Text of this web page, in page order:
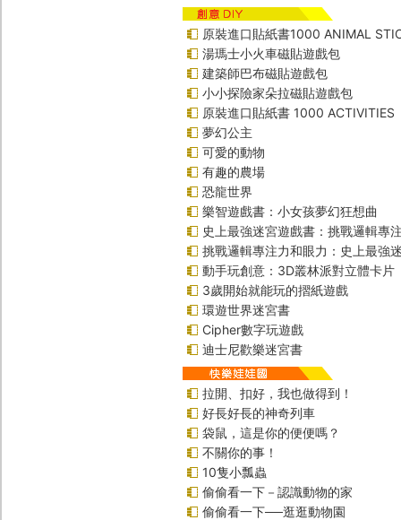
原裝進口貼紙書1000 ANIMAL
湯瑪士小火車磁貼遊戲包
建築師巴布磁貼遊戲包
小小探險家朵拉磁貼遊戲包
原裝進口貼紙書 1000 ACTIVITIES
夢幻公主
可愛的動物
有趣的農場
恐龍世界
樂智遊戲書：小女孩夢幻狂想曲
史上最強迷宮遊戲書：挑戰邏輯專
挑戰邏輯專注力和眼力：史上最強
動手玩創意：3D叢林派對立體卡片
3歲開始就能玩的摺紙遊戲
環遊世界迷宮書
Cipher數字玩遊戲
迪士尼歡樂迷宮書
拉開、扣好，我也做得到！
好長好長的神奇列車
袋鼠，這是你的便便嗎？
不關你的事！
10隻小瓢蟲
偷偷看一下－認識動物的家
偷偷看一下──逛逛動物園